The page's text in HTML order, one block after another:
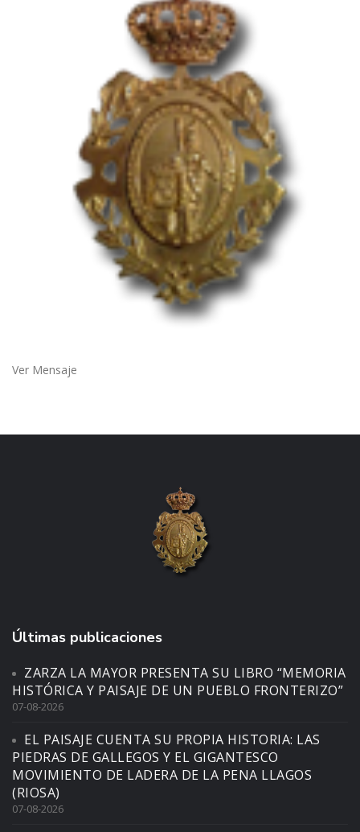
Ver Mensaje
Últimas publicaciones
ZARZA LA MAYOR PRESENTA SU LIBRO “MEMORIA
HISTÓRICA Y PAISAJE DE UN PUEBLO FRONTERIZO”
07-08-2026
EL PAISAJE CUENTA SU PROPIA HISTORIA: LAS
PIEDRAS DE GALLEGOS Y EL GIGANTESCO
MOVIMIENTO DE LADERA DE LA PENA LLAGOS
(RIOSA)
07-08-2026